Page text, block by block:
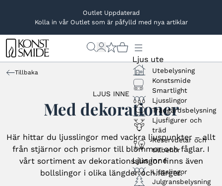
Outlet Uppdaterad
Kolla in vår Outlet som är påfylld med nya artiklar
Ljus ute
Utebelysning
Konstsmide
Smartlight
Ljusslingor
Trädgårdsbelysning
Ljusfigurer och
träd
Reservdelar och
tillbehör
Ljus inne
Ljusslingor
Julgransbelysning
Tillbaka
LJUS INNE
Med dekorationer
Här hittar du ljusslingor med vackra ljuspunkter – allt
från stjärnor och prismor till blommor och fåglar. I
vårt sortiment av dekorationsslingor finns även
bollslingor i olika längder och färger.